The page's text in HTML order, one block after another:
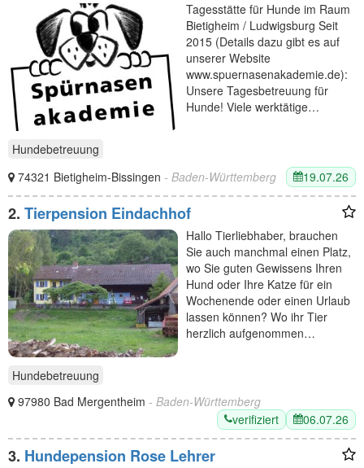
Tagesstätte für Hunde im Raum
Bietigheim / Ludwigsburg Seit
2015 (Details dazu gibt es auf
unserer Website
www.spuernasenakademie.de):
Unsere Tagesbetreuung für
Hunde! Viele werktätige…
Hundebetreuung
74321 Bietigheim-Bissingen - Baden-Württemberg 19.07.26
2. Tierpension Eindachhof
Hallo Tierliebhaber, brauchen
Sie auch manchmal einen Platz,
wo Sie guten Gewissens Ihren
Hund oder Ihre Katze für ein
Wochenende oder einen Urlaub
lassen können? Wo ihr Tier
herzlich aufgenommen…
Hundebetreuung
97980 Bad Mergentheim - Baden-Württemberg
verifiziert
06.07.26
3. Hundepension Rose Lehrer